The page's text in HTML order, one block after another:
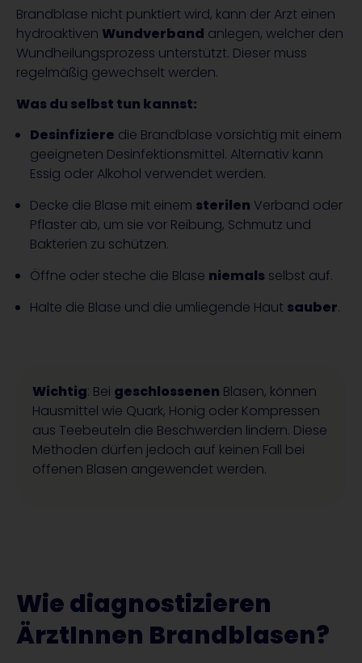
Brandblase nicht punktiert wird, kann der Arzt einen
hydroaktiven Wundverband anlegen, welcher den
Wundheilungsprozess unterstützt. Dieser muss
regelmäßig gewechselt werden.
Was du selbst tun kannst:
Desinfiziere die Brandblase vorsichtig mit einem
geeigneten Desinfektionsmittel. Alternativ kann
Essig oder Alkohol verwendet werden.
Decke die Blase mit einem sterilen Verband oder
Pflaster ab, um sie vor Reibung, Schmutz und
Bakterien zu schützen.
Öffne oder steche die Blase niemals selbst auf.
Halte die Blase und die umliegende Haut sauber.
Wichtig: Bei geschlossenen Blasen, können
Hausmittel wie Quark, Honig oder Kompressen
aus Teebeuteln die Beschwerden lindern. Diese
Methoden dürfen jedoch auf keinen Fall bei
offenen Blasen angewendet werden.
Wie diagnostizieren
ÄrztInnen Brandblasen?